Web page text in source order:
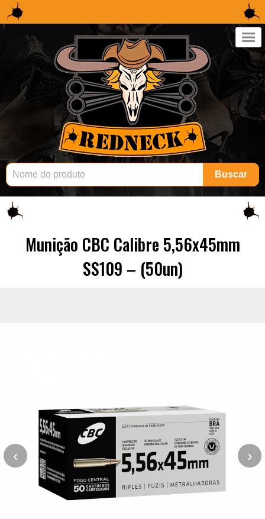
×
Buscar
Munição CBC Calibre 5,56x45mm
SS109 – (50un)
‹ ›